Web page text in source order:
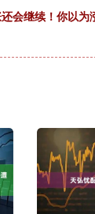
会继续！你以为